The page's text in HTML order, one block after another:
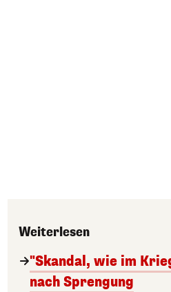
Weiterlesen
"Skandal, wie im
nach Sprengung